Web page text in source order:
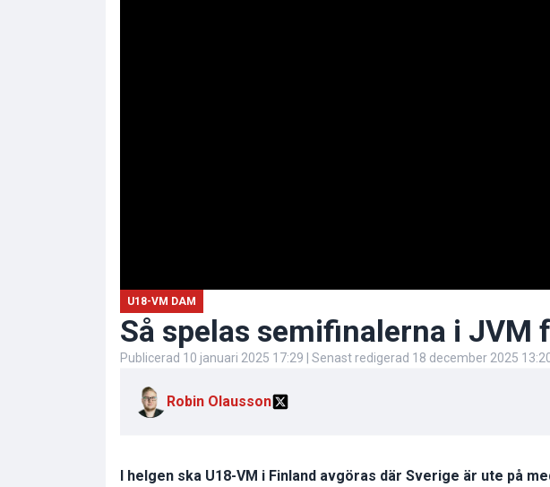
U18-VM DAM
Så spelas semifinalerna i JVM
Publicerad 10 januari 2025 17:29 | Senast redigerad 18 december 2025
Robin Olausson
I helgen ska U18-VM i Finland avgöras där Sverige är ute på